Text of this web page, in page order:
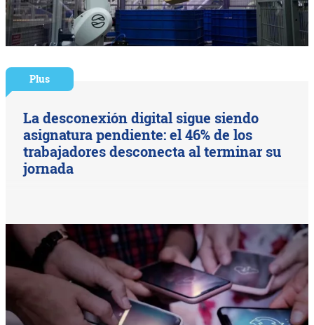
Plus
La desconexión digital sigue siendo
asignatura pendiente: el 46% de los
trabajadores desconecta al terminar su
jornada